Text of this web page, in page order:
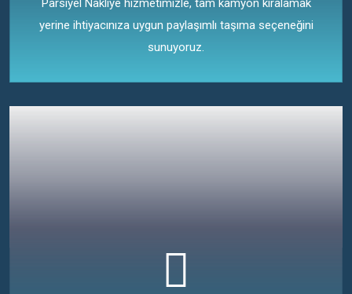
Parsiyel Nakliye hizmetimizle, tam kamyon kiralamak
yerine ihtiyacınıza uygun paylaşımlı taşıma seçeneğini
sunuyoruz.